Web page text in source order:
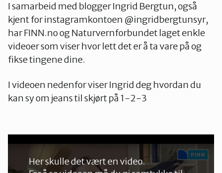
I samarbeid med blogger Ingrid Bergtun, også
kjent for instagramkontoen @ingridbergtunsyr,
har FINN.no og Naturvernforbundet laget enkle
videoer som viser hvor lett det er å ta vare på og
fikse tingene dine.
I videoen nedenfor viser Ingrid deg hvordan du
kan sy om jeans til skjørt på 1-2-3
Her skulle det vært en video.